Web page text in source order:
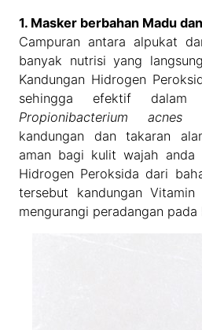
1. Masker berbahan Madu
Campuran antara alpukat
banyak nutrisi yang
Kandungan Hidrogen
sehingga efektif dalam
Propionibacterium acnes
kandungan dan takaran
aman bagi kulit wajah anda
Hidrogen Peroksida dari
tersebut kandungan
mengurangi peradangan pada